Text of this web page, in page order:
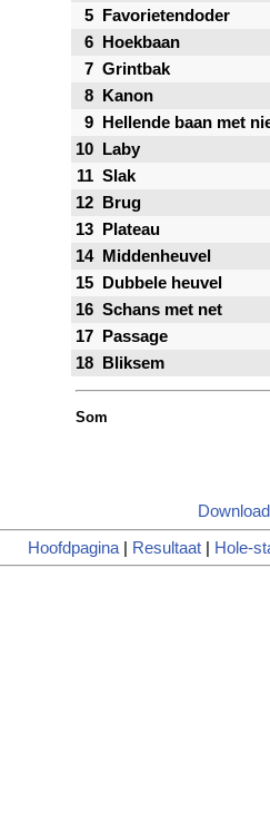
5
Favorietendoder
6
Hoekbaan
7 Grintbak
8
Kanon
9
Hellende baan met
10
Laby
11 Slak
12
Brug
13
Plateau
14
Middenheuvel
15
Dubbele heuvel
16 Schans met net
17
Passage
18
Bliksem
Som
Hoofdpagina| Resultaat| Hole-